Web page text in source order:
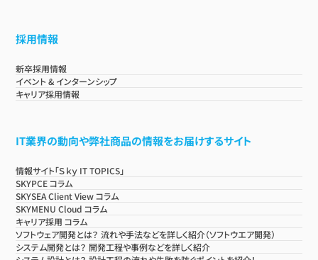
採用情報
新卒採用情報
イベント & インターンシップ
キャリア採用情報
IT業界の動向や弊社商品の情報をお届けするサイト
情報サイト「Ｓｋｙ IT TOPICS」
SKYPCE コラム
SKYSEA Client View コラム
SKYMENU Cloud コラム
キャリア採用 コラム
ソフトウェア開発とは？ 流れや手法などを詳しく紹介（ソフトウエア開発）
システム開発とは？ 開発工程や事例などを詳しく紹介